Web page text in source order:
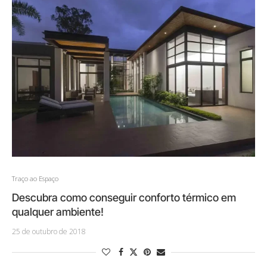
Traço ao Espaço
Descubra como conseguir conforto térmico em
qualquer ambiente!
25 de outubro de 2018